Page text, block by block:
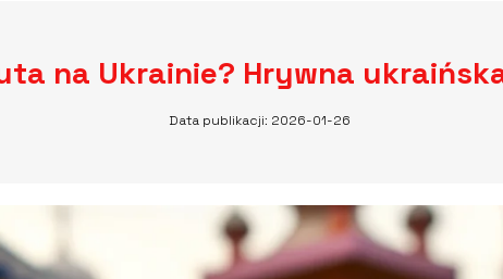
na Ukrainie? Hrywna
Data publikacji: 2026-01-26